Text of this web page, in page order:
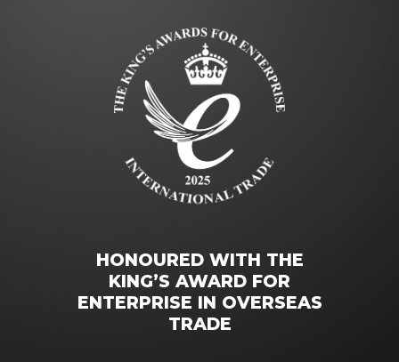
HONOURED WITH THE
KING’S AWARD FOR
ENTERPRISE IN OVERSEAS
TRADE